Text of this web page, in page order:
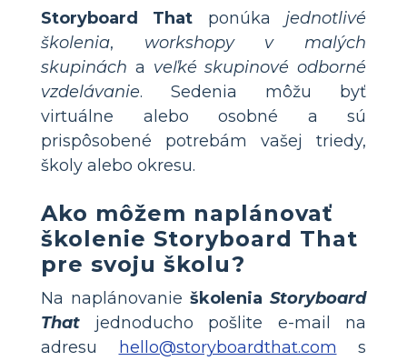
Storyboard That ponúka jednotlivé
školenia, workshopy v malých
skupinách a veľké skupinové odborné
vzdelávanie. Sedenia môžu byť
virtuálne alebo osobné a sú
prispôsobené potrebám vašej triedy,
školy alebo okresu.
Ako môžem naplánovať
školenie Storyboard That
pre svoju školu?
Na naplánovanie školenia Storyboard
That jednoducho pošlite e-mail na
adresu
hello@storyboardthat.com s